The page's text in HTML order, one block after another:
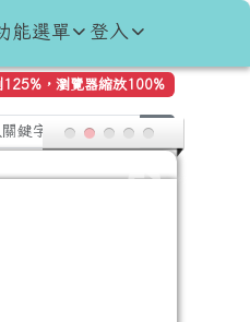
能選單 登入
，瀏覽器縮放100%